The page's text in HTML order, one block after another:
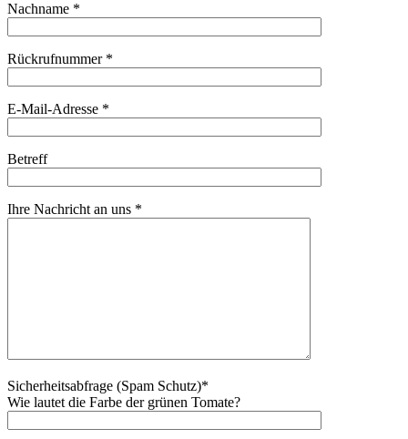
Nachname *
Rückrufnummer *
E-Mail-Adresse *
Betreff
Ihre Nachricht an uns *
Sicherheitsabfrage (Spam Schutz)*
Wie lautet die Farbe der grünen Tomate?